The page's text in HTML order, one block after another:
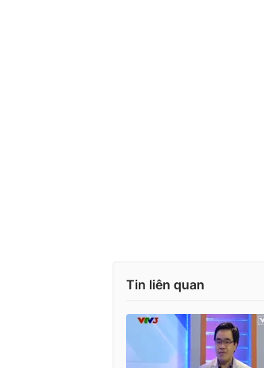
Tin liên quan